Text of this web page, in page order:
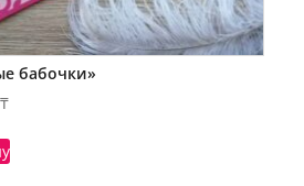
бабочки»
₸